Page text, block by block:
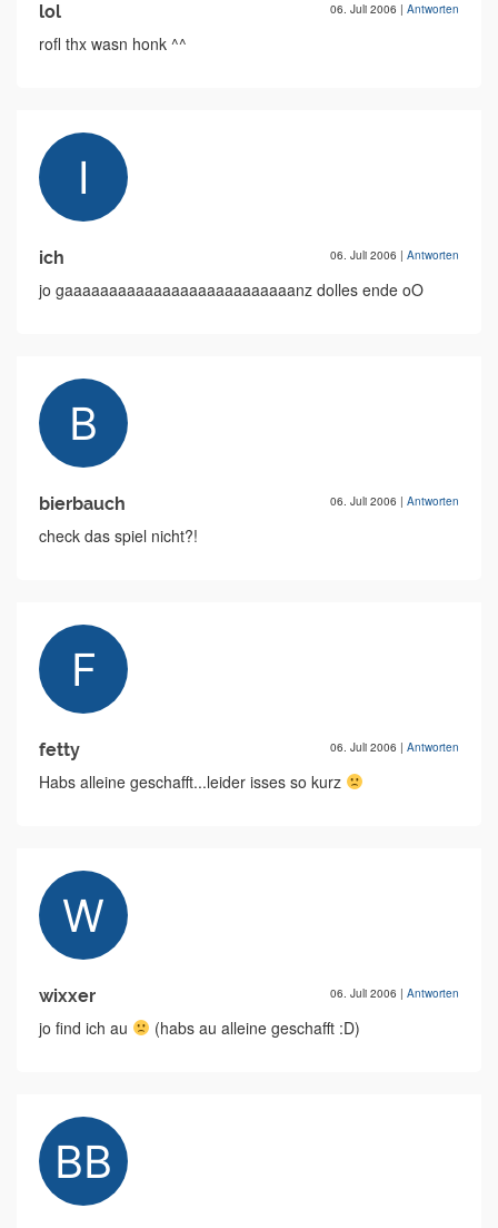
lol 06. Juli 2006 | Antworten
rofl thx wasn honk ^^
ich 06. Juli 2006 | Antworten
jo gaaaaaaaaaaaaaaaaaaaaaaaaaanz dolles ende oO
bierbauch 06. Juli 2006 | Antworten
check das spiel nicht?!
fetty 06. Juli 2006 | Antworten
Habs alleine geschafft...leider isses so kurz
wixxer 06. Juli 2006 | Antworten
jo find ich au (habs au alleine geschafft :D)